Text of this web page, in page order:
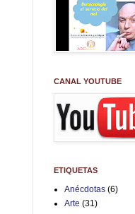
CANAL YOUTUBE
ETIQUETAS
Anécdotas (6)
Arte (31)